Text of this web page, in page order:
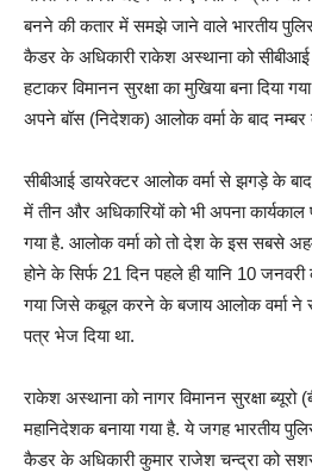
बनने की कतार में समझे जाने वाले भारतीय
कैडर के अधिकारी राकेश अस्थाना को सीबीआई
हटाकर विमानन सुरक्षा का मुखिया बना दिया
अपने बॉस (निदेशक) आलोक वर्मा के बाद
सीबीआई डायरेक्टर आलोक वर्मा से झगड़े के
में तीन और अधिकारियों को भी अपना
गया है. आलोक वर्मा को तो देश के इस सबसे
होने के सिर्फ 21 दिन पहले ही यानि 10
गया जिसे कबूल करने के बजाय आलोक वर्मा ने
पत्र भेज दिया था.
राकेश अस्थाना को नागर विमानन सुरक्षा
महानिदेशक बनाया गया है. ये जगह भारतीय
कैडर के अधिकारी कुमार राजेश चन्द्रा को